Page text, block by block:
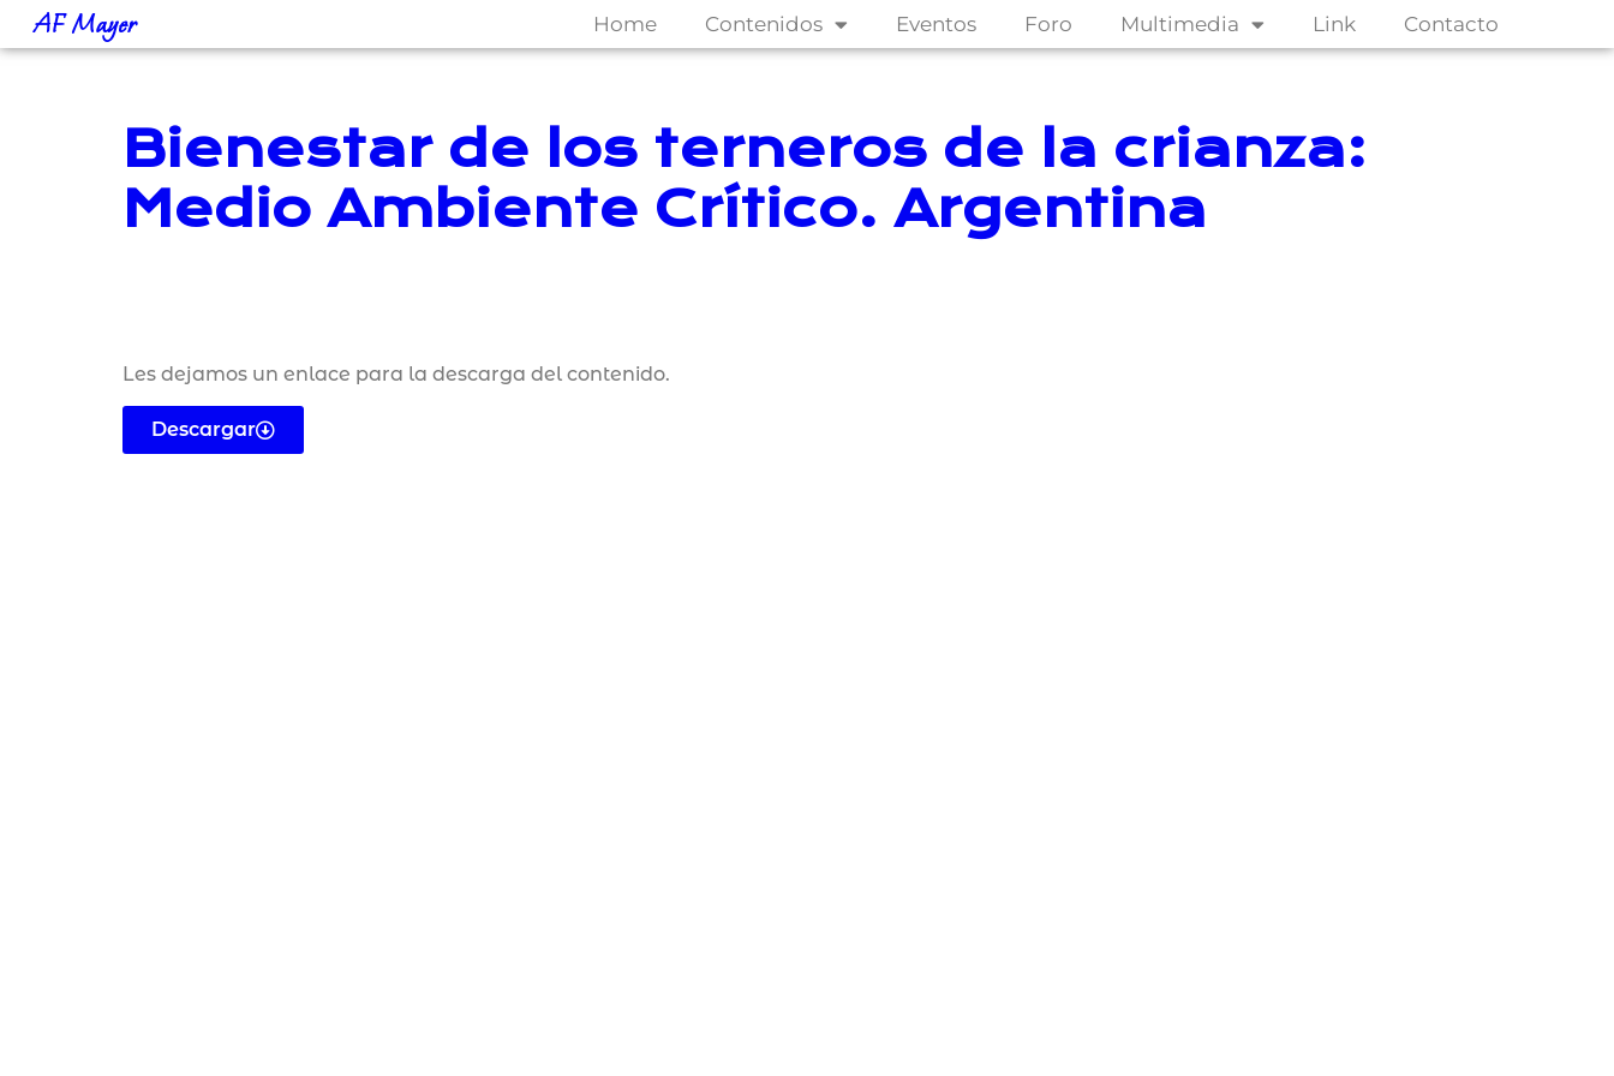
AF Mayer Home Contenidos Eventos Foro Multimedia Link Contacto
Bienestar de los terneros de la crianza:
Medio Ambiente Crítico. Argentina
Les dejamos un enlace para la descarga del contenido.
Descargar